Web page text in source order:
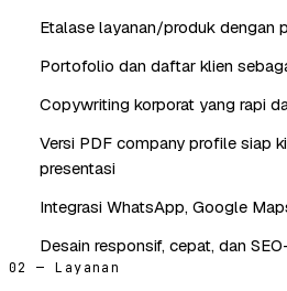
Etalase layanan/produk dengan
Portofolio dan daftar klien
Copywriting korporat yang rapi
Versi PDF company profile siap
presentasi
Integrasi WhatsApp, Google
Desain responsif, cepat, dan
02 — Layanan